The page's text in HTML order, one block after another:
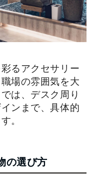
るアクセサリー
場の雰囲気を大
は、デスク周り
ンまで、具体的
。
の選び方